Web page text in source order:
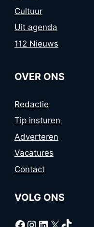
Cultuur
Uit agenda
112 Nieuws
OVER ONS
Redactie
Tip insturen
Adverteren
Vacatures
Contact
VOLG ONS
Facebook
Instagram
LinkedIn
X TikTok